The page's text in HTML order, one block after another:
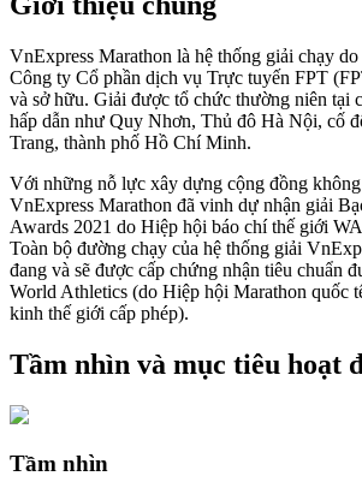
VnExpress Marathon là hệ thống giải chạy
Công ty Cổ phần dịch vụ Trực tuyến FPT
và sở hữu. Giải được tổ chức thường niên tại
hấp dẫn như Quy Nhơn, Thủ đô Hà Nội, cố
Trang, thành phố Hồ Chí Minh.
Với những nỗ lực xây dựng cộng đồng
VnExpress Marathon đã vinh dự nhận giải
Awards 2021 do Hiệp hội báo chí thế giới
Toàn bộ đường chạy của hệ thống giải
đang và sẽ được cấp chứng nhận tiêu chuẩn
World Athletics (do Hiệp hội Marathon quốc
kinh thế giới cấp phép).
Tầm nhìn và mục tiêu hoạt
Tầm nhìn